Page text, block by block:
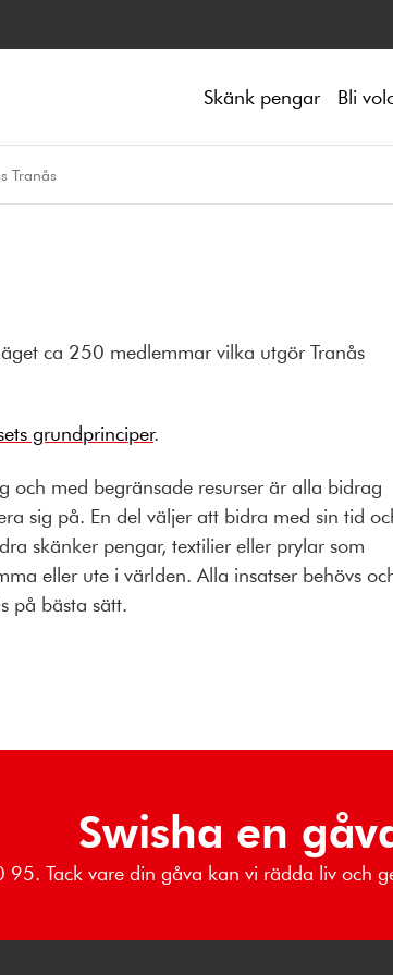
Skänk pengar Bli
Tranås
ca 250 medlemmar vilka utgör Tranås
grundprinciper.
och med begränsade resurser är alla bidrag
sig på. En del väljer att bidra med sin tid
skänker pengar, textilier eller prylar som
eller ute i världen. Alla insatser behövs
på bästa sätt.
Swisha en
Tack vare din gåva kan vi rädda liv och